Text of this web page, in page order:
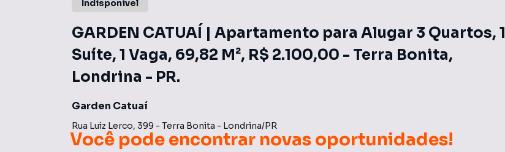
Você pode encontrar novas oportunidades!
Indisponível
GARDEN CATUAÍ | Apartamento para Alugar 3 Quartos, 1
Suíte, 1 Vaga, 69,82 M², R$ 2.100,00 - Terra Bonita,
Londrina - PR.
Garden Catuaí
Rua Luiz Lerco, 399 - Terra Bonita - Londrina/PR